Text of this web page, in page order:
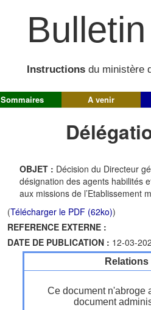
Instructions du ministère
Sommaires A venir
OBJET : Décision du Directeur
désignation des agents habilités
aux missions de l’Etablissement
(Télécharger le PDF (62ko))
REFERENCE EXTERNE :
DATE DE PUBLICATION : 12-03-
Ce document n'abroge
document